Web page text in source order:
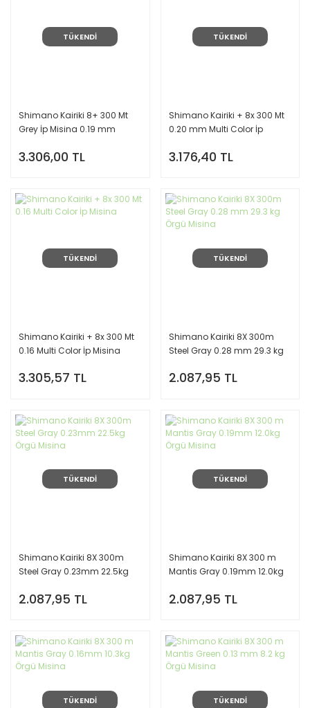
TÜKENDİ
Shimano Kairiki 8+ 300 Mt
Grey İp Misina 0.19 mm
3.306,00 TL
TÜKENDİ
Shimano Kairiki + 8x 300 Mt
0.20 mm Multi Color İp
3.176,40 TL
TÜKENDİ
Shimano Kairiki + 8x 300 Mt
0.16 Multi Color İp Misina
3.305,57 TL
TÜKENDİ
Shimano Kairiki 8X 300m
Steel Gray 0.28 mm 29.3 kg
2.087,95 TL
TÜKENDİ
Shimano Kairiki 8X 300m
Steel Gray 0.23mm 22.5kg
2.087,95 TL
TÜKENDİ
Shimano Kairiki 8X 300 m
Mantis Gray 0.19mm 12.0kg
2.087,95 TL
TÜKENDİ TÜKENDİ